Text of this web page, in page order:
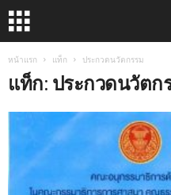
หน้าแรก แท็ก ประกวดนวัตกรรม
แท็ก: ประกวดนวัตก